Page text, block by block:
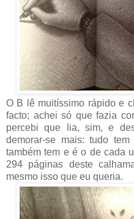
O B lê muitíssimo rápido e
facto; achei só que fazia
percebi que lia, sim, e
demorar-se mais: tudo
também tem e é o de cada
294 páginas deste
mesmo isso que eu queria.